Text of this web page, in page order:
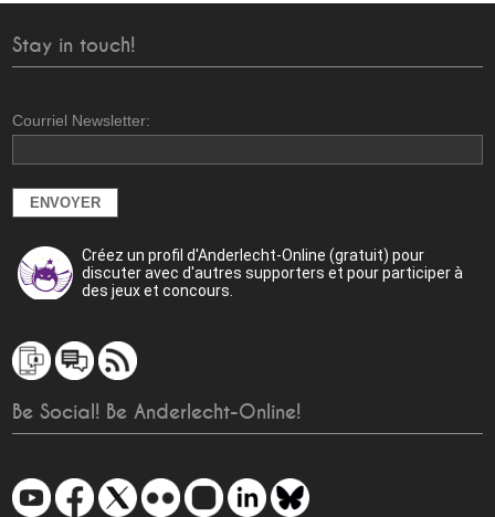
Stay in touch!
Courriel Newsletter:
Créez un profil d'Anderlecht-Online (gratuit) pour
discuter avec d'autres supporters et pour participer à
des jeux et concours.
Be Social! Be Anderlecht-Online!